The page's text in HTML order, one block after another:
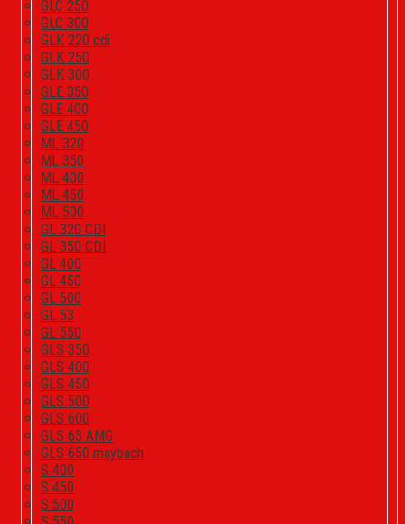
GLC 250
GLC 300
GLK 220 cdi
GLK 250
GLK 300
GLE 350
GLE 400
GLE 450
ML 320
ML 350
ML 400
ML 450
ML 500
GL 320 CDI
GL 350 CDI
GL 400
GL 450
GL 500
GL 53
GL 550
GLS 350
GLS 400
GLS 450
GLS 500
GLS 600
GLS 63 AMG
GLS 650 maybach
S 400
S 450
S 500